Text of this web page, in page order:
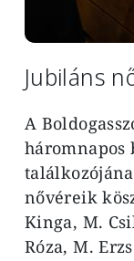
Jubiláns
A
háromnapos
nővéreik
Kinga, M.
Róza, M.